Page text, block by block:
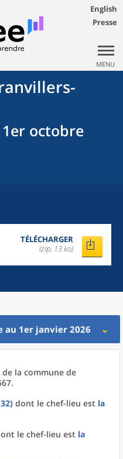
English
Presse
MENU
octobre
TÉLÉCHARGER
(zip, 13 ko)
au 1er janvier 2026
de la commune de
dont le chef-lieu est la
le chef-lieu est la